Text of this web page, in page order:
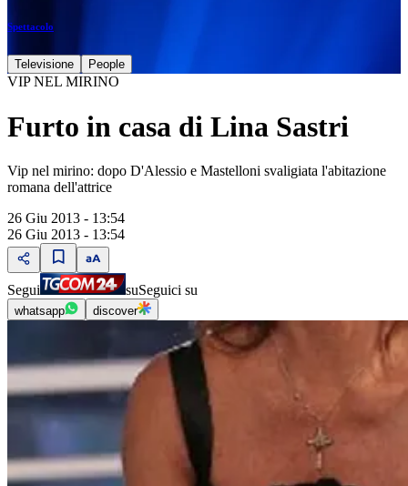
Spettacolo
Televisione People
VIP NEL MIRINO
Furto in casa di Lina Sastri
Vip nel mirino: dopo D'Alessio e Mastelloni svaligiata l'abitazione
romana dell'attrice
26 Giu 2013 - 13:54
26 Giu 2013 - 13:54
Segui suSeguici su
whatsapp discover